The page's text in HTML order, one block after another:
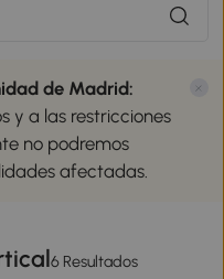
de Madrid:
y a las restricciones
no podremos
afectadas.
6 Resultados